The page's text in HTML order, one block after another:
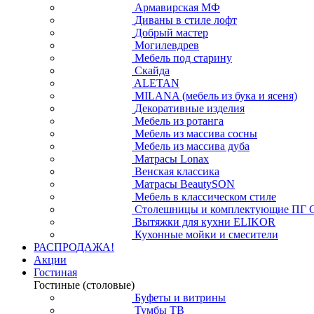
Армавирская МФ
Диваны в стиле лофт
Добрый мастер
Могилевдрев
Мебель под старину
Скайда
ALETAN
MILANA (мебель из бука и ясеня)
Декоративные изделия
Мебель из ротанга
Мебель из массива сосны
Мебель из массива дуба
Матрасы Lonax
Венская классика
Матрасы BeautySON
Мебель в классическом стиле
Столешницы и комплектующие ПГ
Вытяжки для кухни ELIKOR
Кухонные мойки и смесители
РАСПРОДАЖА!
Акции
Гостиная
Гостиные (столовые)
Буфеты и витрины
Тумбы ТВ